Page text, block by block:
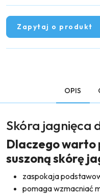
Zapytaj o produkt
OPIS
Skóra jagnięca
Dlaczego warto
suszoną skórę
zaspokaja
pomaga wzmacniać